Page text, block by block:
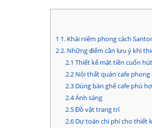
1 1. Khái niệm phong cách
22. Những điểm cần lưu ý khi
2.1 Thiết kế mặt tiền cuốn hút
2.2Nội thất quán cafe phong
2.3Dùng bàn ghế cafe phù
2.4Ánh sáng
2.5Đồ vật trang trí
2.6Dự toán chi phí cho thiết